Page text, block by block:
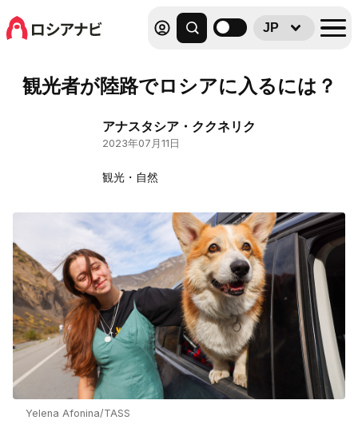
JP
観光者が陸路でロシアに入るには？
アナスタシア・ククネリク
2023年07月11日
観光・自然
Yelena Afonina/TASS